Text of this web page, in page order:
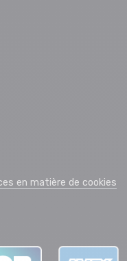
en matière de cookies